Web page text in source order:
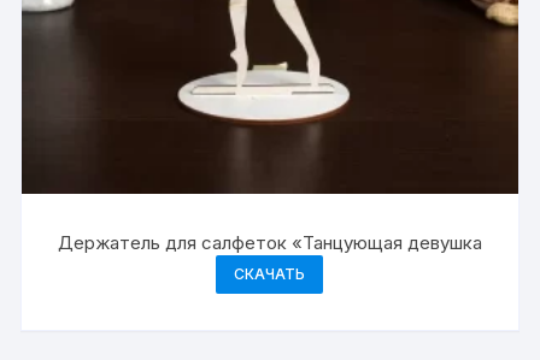
Держатель для салфеток «Танцующая девушка
СКАЧАТЬ